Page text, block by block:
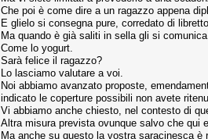
Che poi è come dire a un ragazzo appena
E glielo si consegna pure, corredato di
Ma quando è già saliti in sella gli si
Come lo yogurt.
Sarà felice il ragazzo?
Lo lasciamo valutare a voi.
Noi abbiamo avanzato proposte,
indicato le coperture possibili non avete
Vi abbiamo anche chiesto, nel contesto di
Altra misura prevista ovunque salvo che qui
Ma anche su questo la vostra saracinesca è